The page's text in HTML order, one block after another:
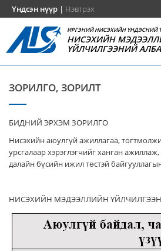
Үндсэн нүүр | Нэвтрэх
ИРГЭНИЙ НИСЭХИЙН ҮНДЭСНИЙ
НИСЭХИЙН
ҮЙЛЧИЛГЭЭНИЙ АЛБА
ЗОРИЛГО, ЗОРИЛТ
БИДНИЙ ЭРХЭМ ЗОРИЛГО
Нисэхийн аюулгүй ажиллагаа,
урсгалаар хэрэглэгчийг ханган
далайн бүсийн ижил төстэй
НИСЭХИЙН МЭДЭЭЛЛИЙН